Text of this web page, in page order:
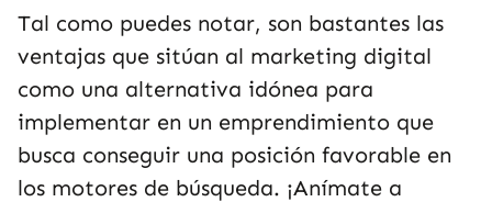
Tal como puedes notar, son bastantes las
ventajas que sitúan al marketing digital
como una alternativa idónea para
implementar en un emprendimiento que
busca conseguir una posición favorable en
los motores de búsqueda. ¡Anímate a